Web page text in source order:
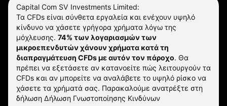
Capital Com SV Investments Limited:
Τα CFDs είναι σύνθετα εργαλεία και ενέχουν υψηλό
κίνδυνο να χάσετε γρήγορα χρήματα λόγω της
μόχλευσης. 74% των λογαριασμών των
μικροεπενδυτών χάνουν χρήματα κατά τη
διαπραγμάτευση CFDs με αυτόν τον πάροχο. Θα
πρέπει να εξετάσετε αν κατανοείτε πώς λειτουργούν τα
CFDs και αν μπορείτε να αναλάβετε το υψηλό ρίσκο να
χάσετε τα χρήματά σας. Παρακαλούμε ανατρέξτε στη
δήλωση Δήλωση Γνωστοποίησης Κινδύνων